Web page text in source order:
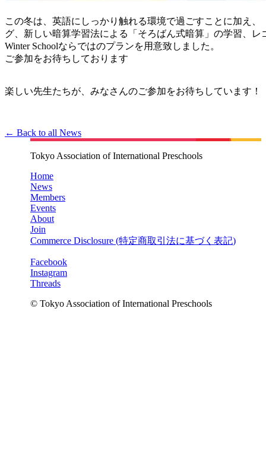
この冬は、英語にしっかり触れる環境で過ごすことに加え
グ、新しい暗算学習法による「そろばん式暗算」の学習、
Winter Schoolならではのプランを用意致しました。
ご参加をお待ちしております
楽しい先生たちが、みなさんのご参加をお待ちしています！
← Back to all News
Tokyo Association of International Preschools
Home
News
Members
Events
About
Join
Commerce Disclosure (特定商取引法に基づく表記)
Facebook
Instagram
Threads
© Tokyo Association of International Preschools